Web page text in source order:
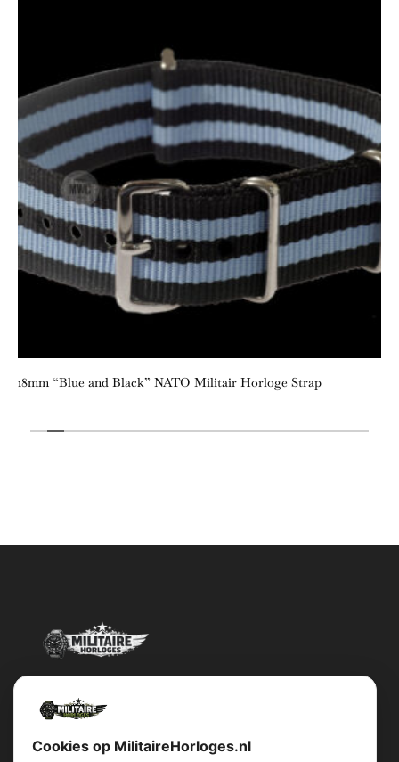
18mm “Blue and Black” NATO Militair Horloge Strap
Militairehorloges.nl is de exclusieve importeur en distributeur van
Cookies op MilitaireHorloges.nl